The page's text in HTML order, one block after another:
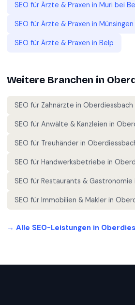
SEO für Ärzte & Praxen in Muri bei
SEO für Ärzte & Praxen in Münsingen
SEO für Ärzte & Praxen in Belp
Weitere Branchen in
SEO für Zahnärzte in Oberdiessbach
SEO für Anwälte & Kanzleien in
SEO für Treuhänder in
SEO für Handwerksbetriebe in
SEO für Restaurants & Gastronomie
SEO für Immobilien & Makler in
→ Alle SEO-Leistungen in